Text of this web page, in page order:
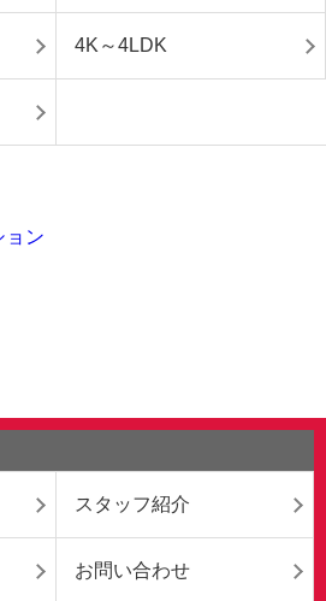
4K～4LDK
スタッフ紹介
お問い合わせ